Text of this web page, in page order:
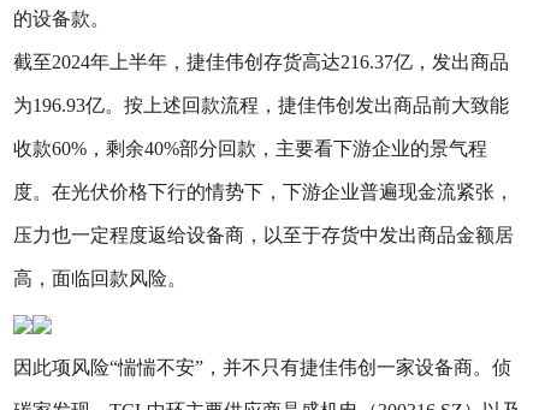
的设备款。
截至2024年上半年，捷佳伟创存货高达216.37亿，发出商品
为196.93亿。按上述回款流程，捷佳伟创发出商品前大致能
收款60%，剩余40%部分回款，主要看下游企业的景气程
度。在光伏价格下行的情势下，下游企业普遍现金流紧张，
压力也一定程度返给设备商，以至于存货中发出商品金额居
高，面临回款风险。
因此项风险“惴惴不安”，并不只有捷佳伟创一家设备商。侦